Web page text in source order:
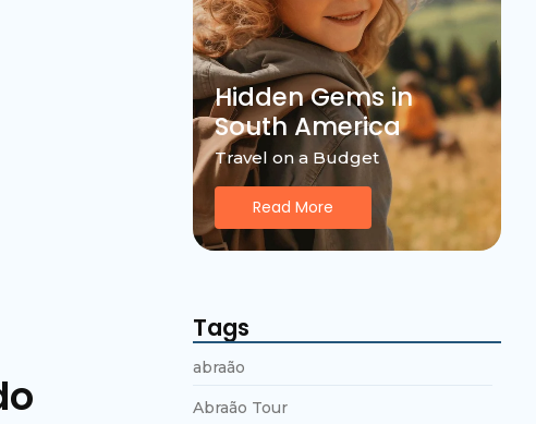
Hidden Gems in
South America
Travel on a Budget
Read More
Tags
abraão
Abraão Tour